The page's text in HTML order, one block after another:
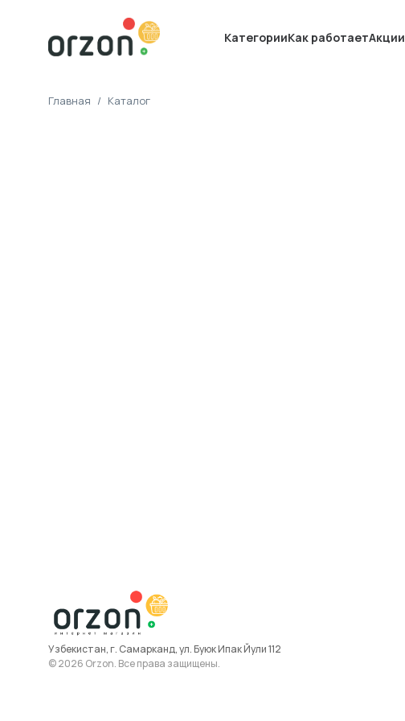
КатегорииКак работаетАкции
Главная / Каталог
Узбекистан, г. Самарканд, ул. Буюк Ипак Йули 112
© 2026 Orzon. Все права защищены.